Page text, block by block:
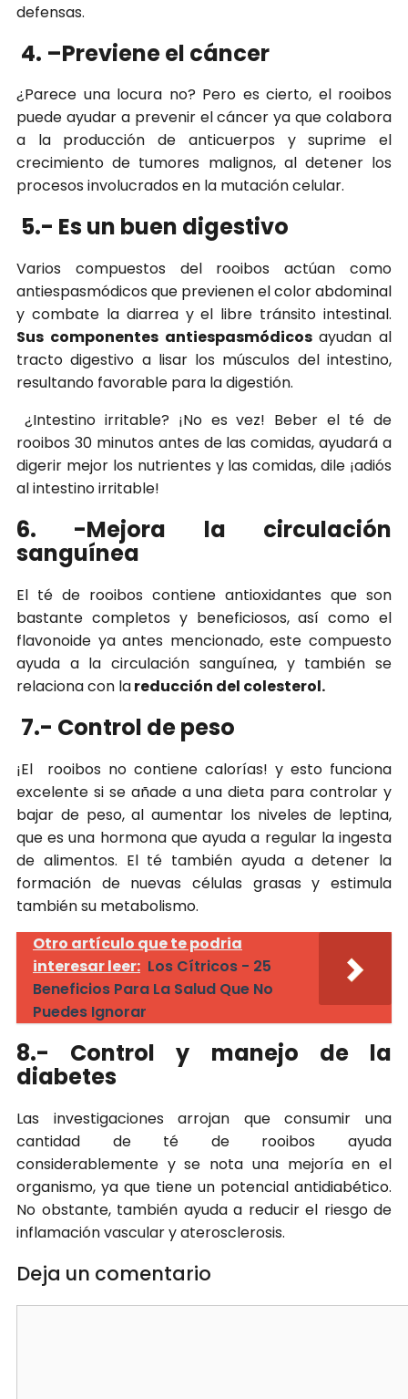
defensas.
4. –Previene el cáncer
¿Parece una locura no? Pero es cierto, el rooibos
puede ayudar a prevenir el cáncer ya que colabora
a la producción de anticuerpos y suprime el
crecimiento de tumores malignos, al detener los
procesos involucrados en la mutación celular.
5.- Es un buen digestivo
Varios compuestos del rooibos actúan como
antiespasmódicos que previenen el color abdominal
y combate la diarrea y el libre tránsito intestinal.
Sus componentes antiespasmódicosayudan al
tracto digestivo a lisar los músculos del intestino,
resultando favorable para la digestión.
¿Intestino irritable? ¡No es vez! Beber el té de
rooibos 30 minutos antes de las comidas, ayudará a
digerir mejor los nutrientes y las comidas, dile ¡adiós
al intestino irritable!
6. -Mejora la circulación
sanguínea
El té de rooibos contiene antioxidantes que son
bastante completos y beneficiosos, así como el
flavonoide ya antes mencionado, este compuesto
ayuda a la circulación sanguínea, y también se
relaciona con lareducción del colesterol.
7.- Control de peso
¡El rooibos no contiene calorías! y esto funciona
excelente si se añade a una dieta para controlar y
bajar de peso, al aumentar los niveles de leptina,
que es una hormona que ayuda a regular la ingesta
de alimentos. El té también ayuda a detener la
formación de nuevas células grasas y estimula
también su metabolismo.
Otro artículo que te podria
interesar leer: Los Cítricos - 25
Beneficios Para La Salud Que No
Puedes Ignorar
8.- Control y manejo de la
diabetes
Las investigaciones arrojan que consumir una
cantidad de té de rooibos ayuda
considerablemente y se nota una mejoría en el
organismo, ya que tiene un potencial antidiabético.
No obstante, también ayuda a reducir el riesgo de
inflamación vascular y aterosclerosis.
Deja un comentario